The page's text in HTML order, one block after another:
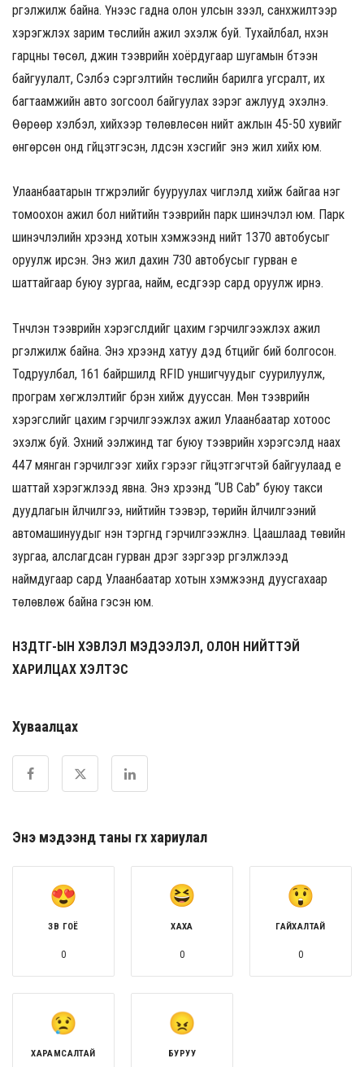
үргэлжилж байна. Үүнээс гадна олон улсын зээл, санхүүжилтээр
хэрэгжүүлэх зарим төслийн ажил эхэлж буй. Тухайлбал, нүхэн
гарцны төсөл, дүүжин тээврийн хоёрдугаар шугамын бүтээн
байгуулалт, Сэлбэ сэргэлтийн төслийн барилга угсралт, их
багтаамжийн авто зогсоол байгуулах зэрэг ажлууд эхэлнэ.
Өөрөөр хэлбэл, хийхээр төлөвлөсөн нийт ажлын 45-50 хувийг
өнгөрсөн онд гүйцэтгэсэн, үлдсэн хэсгийг энэ жил хийх юм.
Улаанбаатарын түгжрэлийг бууруулах чиглэлд хийж байгаа нэг
томоохон ажил бол нийтийн тээврийн парк шинэчлэл юм. Парк
шинэчлэлийн хүрээнд хотын хэмжээнд нийт 1370 автобусыг
оруулж ирсэн. Энэ жил дахин 730 автобусыг гурван үе
шаттайгаар буюу зургаа, найм, есдүгээр сард оруулж ирнэ.
Түүнчлэн тээврийн хэрэгслүүдийг цахим гэрчилгээжүүлэх ажил
үргэлжилж байна. Энэ хүрээнд хатуу дэд бүтцийг бий болгосон.
Тодруулбал, 161 байршилд RFID уншигчуудыг суурилуулж,
програм хөгжүүлэлтийг бүрэн хийж дууссан. Мөн тээврийн
хэрэгслийг цахим гэрчилгээжүүлэх ажил Улаанбаатар хотоос
эхэлж буй. Эхний ээлжинд таг буюу тээврийн хэрэгсэлд наах
447 мянган гэрчилгээг хийх гэрээг гүйцэтгэгчтэй байгуулаад үе
шаттай хэрэгжүүлээд явна. Энэ хүрээнд “UB Cab” буюу такси
дуудлагын үйлчилгээ, нийтийн тээвэр, төрийн үйлчилгээний
автомашинуудыг нэн тэргүүнд гэрчилгээжүүлнэ. Цаашлаад төвийн
зургаа, алслагдсан гурван дүүрэг зэргээр үргэлжлээд
наймдугаар сард Улаанбаатар хотын хэмжээнд дуусгахаар
төлөвлөж байна гэсэн юм.
НЗДТГ-ЫН ХЭВЛЭЛ МЭДЭЭЛЭЛ, ОЛОН НИЙТТЭЙ
ХАРИЛЦАХ ХЭЛТЭС
Хуваалцах
Энэ мэдээнд таны өгөх хариулал
ЗӨВ ГОЁ
0
ХАХА
0
ГАЙХАЛТАЙ
0
ХАРАМСАЛТАЙ БУРУУ